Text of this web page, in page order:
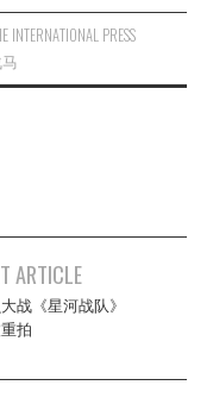
INTERNATIONAL PRESS
ARTICLE
战《星河战队》
拍